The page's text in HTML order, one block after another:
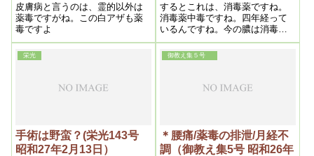
皮膚病と言うのは、霊的以外は
薬毒ですがね。この白アザも薬
毒ですよ
するとこれは、消毒薬ですね。
消毒薬中毒ですね。四年経って
いるんですね。今の膿は消毒薬
ですね。数カ所に孔があき――
これは結構です。歩行困難は仕
方がないですね。すっかりでき
ね。尿意頻繁と言うのは、尿道
栄光
手術は野蛮？(栄光143号
昭和27年2月13日）
御教え集５号
＊腰痛/薬毒の排泄/月経不
調（御教え集5号 昭和26年